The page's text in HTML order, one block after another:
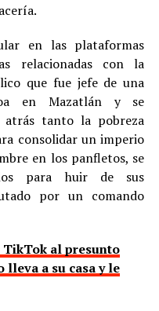
en las plataformas
relacionadas con la
que fue jefe de una
en Mazatlán y se
atrás tanto la pobreza
consolidar un imperio
en los panfletos, se
para huir de sus
por un comando
TikTok al presunto
lleva a su casa y le